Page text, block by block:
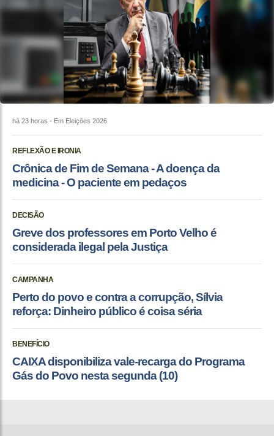
há 23 horas - Em Eleições 2026
REFLEXÃO E IRONIA
Crônica de Fim de Semana - A doença da
medicina - O paciente em pedaços
DECISÃO
Greve dos professores em Porto Velho é
considerada ilegal pela Justiça
CAMPANHA
Perto do povo e contra a corrupção, Sílvia
reforça: Dinheiro público é coisa séria
BENEFÍCIO
CAIXA disponibiliza vale-recarga do Programa
Gás do Povo nesta segunda (10)